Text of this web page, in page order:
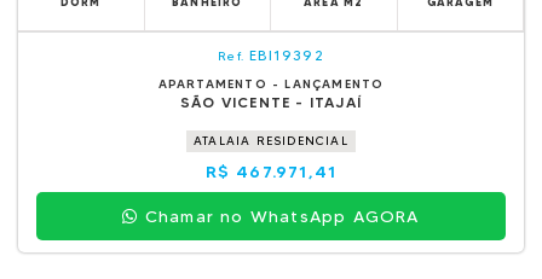
Ref. EBI19392
APARTAMENTO - LANÇAMENTO
SÃO VICENTE - ITAJAÍ
ATALAIA RESIDENCIAL
R$ 467.971,41
Chamar no WhatsApp AGORA